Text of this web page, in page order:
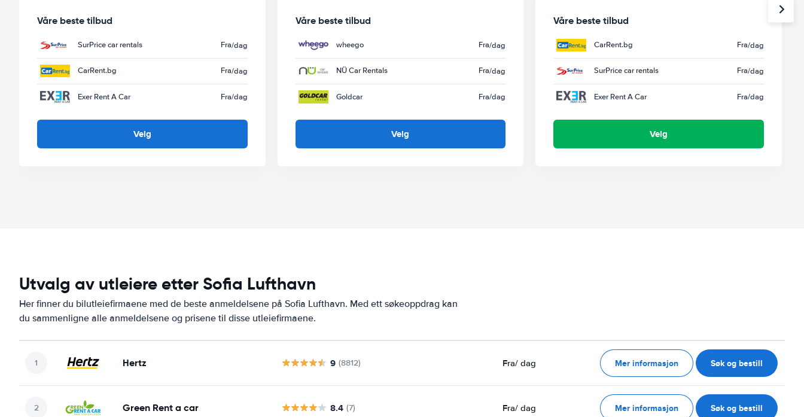
Våre beste tilbud
SurPrice car rentals Fra/dag
CarRent.bg Fra/dag
Exer Rent A Car Fra/dag
Velg
Våre beste tilbud
wheego Fra/dag
NÜ Car Rentals Fra/dag
Goldcar Fra/dag
Velg
Våre beste tilbud
CarRent.bg Fra/dag
SurPrice car rentals Fra/dag
Exer Rent A Car Fra/dag
Velg
Utvalg av utleiere etter Sofia Lufthavn
Her finner du bilutleiefirmaene med de beste anmeldelsene på Sofia Lufthavn. Med ett søkeoppdrag kan
du sammenligne alle anmeldelsene og prisene til disse utleiefirmaene.
Hertz 9 (8812) Fra/ dag Mer informasjon Søk og bestill
Green Rent a car 8.4 (7) Fra/ dag Mer informasjon Søk og bestill